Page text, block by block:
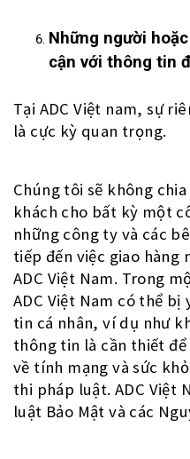
Những người
cận với thông tin
Tại ADC Việt nam, sự
là cực kỳ quan trọng.
Chúng tôi sẽ không
khách cho bất kỳ một
những công ty và các
tiếp đến việc giao hàng
ADC Việt Nam. Trong
ADC Việt Nam có thể
tin cá nhân, ví dụ như
thông tin là cần thiết để
về tính mạng và sức
thi pháp luật. ADC Việt
luật Bảo Mật và các